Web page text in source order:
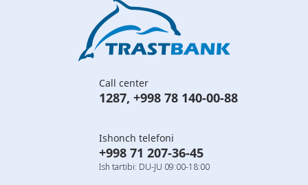
Call center
1287, +998 78 140-00-88
Ishonch telefoni
+998 71 207-36-45
Ish tartibi: DU-JU 09:00-18:00